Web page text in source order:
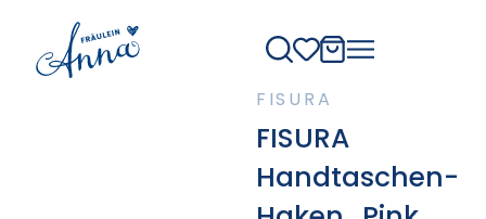
FISURA
FISURA
Handtaschen-